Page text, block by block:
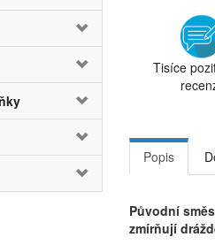
Tisíce
Popis
Původní
zmírňují